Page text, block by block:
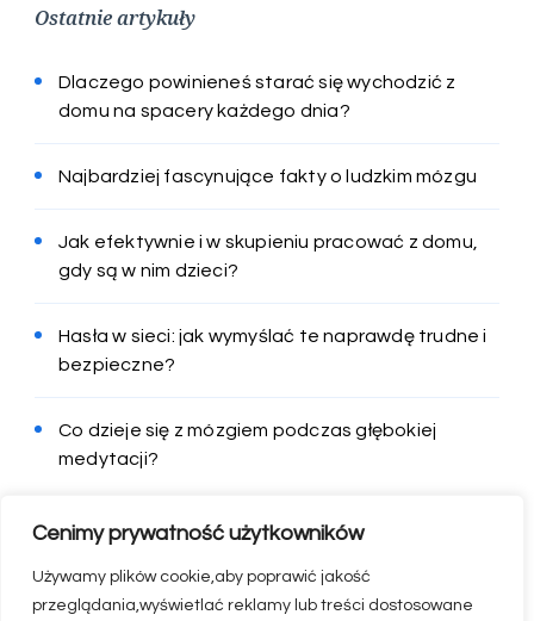
Cenimy prywatność użytkowników
Używamy plików cookie,aby poprawić jakość
przeglądania,wyświetlać reklamy lub treści dostosowane
Ostatnie artykuły
Dlaczego powinieneś starać się wychodzić z
domu na spacery każdego dnia?
Najbardziej fascynujące fakty o ludzkim mózgu
Jak efektywnie i w skupieniu pracować z domu,
gdy są w nim dzieci?
Hasła w sieci: jak wymyślać te naprawdę trudne i
bezpieczne?
Co dzieje się z mózgiem podczas głębokiej
medytacji?